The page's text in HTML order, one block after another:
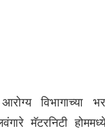
विभागाच्या
मॅटरनिटी होममध्ये